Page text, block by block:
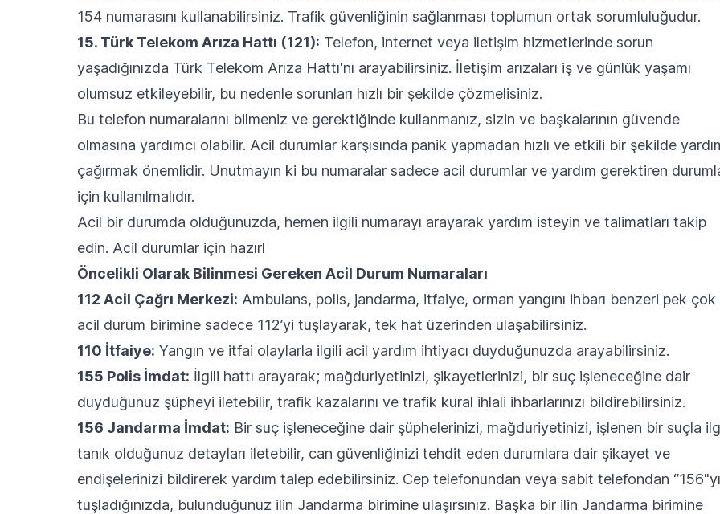
154 numarasını kullanabilirsiniz. Trafik güvenliğinin sağlanması toplumun ortak sorumluluğudur.
15. Türk Telekom Arıza Hattı (121): Telefon, internet veya iletişim hizmetlerinde sorun
yaşadığınızda Türk Telekom Arıza Hattı'nı arayabilirsiniz. İletişim arızaları iş ve günlük yaşamı
olumsuz etkileyebilir, bu nedenle sorunları hızlı bir şekilde çözmelisiniz.
Bu telefon numaralarını bilmeniz ve gerektiğinde kullanmanız, sizin ve başkalarının güvende
olmasına yardımcı olabilir. Acil durumlar karşısında panik yapmadan hızlı ve etkili bir şekilde
çağırmak önemlidir. Unutmayın ki bu numaralar sadece acil durumlar ve yardım gerektiren
için kullanılmalıdır.
Acil bir durumda olduğunuzda, hemen ilgili numarayı arayarak yardım isteyin ve talimatları takip
edin. Acil durumlar için hazırl
Öncelikli Olarak Bilinmesi Gereken Acil Durum Numaraları
112 Acil Çağrı Merkezi: Ambulans, polis, jandarma, itfaiye, orman yangını ihbarı benzeri pek çok
acil durum birimine sadece 112’yi tuşlayarak, tek hat üzerinden ulaşabilirsiniz.
110 İtfaiye: Yangın ve itfai olaylarla ilgili acil yardım ihtiyacı duyduğunuzda arayabilirsiniz.
155 Polis İmdat: İlgili hattı arayarak; mağduriyetinizi, şikayetlerinizi, bir suç işleneceğine dair
duyduğunuz şüpheyi iletebilir, trafik kazalarını ve trafik kural ihlali ihbarlarınızı bildirebilirsiniz.
156 Jandarma İmdat: Bir suç işleneceğine dair şüphelerinizi, mağduriyetinizi, işlenen bir suçla
tanık olduğunuz detayları iletebilir, can güvenliğinizi tehdit eden durumlara dair şikayet ve
endişelerinizi bildirerek yardım talep edebilirsiniz. Cep telefonundan veya sabit telefondan ‘’156"yı
tuşladığınızda, bulunduğunuz ilin Jandarma birimine ulaşırsınız. Başka bir ilin Jandarma birimine